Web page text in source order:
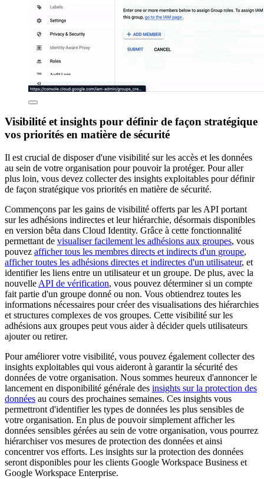
Visibilité et insights pour définir de façon stratégique
vos priorités en matière de sécurité
Il est crucial de disposer d'une visibilité sur les accès et les données
au sein de votre organisation pour pouvoir la protéger. Pour aller
plus loin, vous devez collecter des insights exploitables pour définir
de façon stratégique vos priorités en matière de sécurité.
Commençons par les gains de visibilité offerts par les API portant
sur les adhésions indirectes et leur hiérarchie, désormais disponibles
en version bêta dans Cloud Identity. Grâce à cette fonctionnalité
permettant de visualiser facilement les adhésions aux groupes, vous
pouvez afficher tous les membres directs et indirects d'un groupe,
afficher toutes les adhésions directes et indirectes d'un utilisateur, et
identifier les liens entre un utilisateur et un groupe. De plus, avec la
nouvelle API de vérification, vous pouvez déterminer si un compte
fait partie d'un groupe donné ou non. Vous obtiendrez toutes les
informations nécessaires pour créer des visualisations des hiérarchies
et structures complexes de vos groupes. Cette visibilité sur les
adhésions aux groupes peut vous aider à décider quels utilisateurs
ajouter ou retirer.
Pour améliorer votre visibilité, vous pouvez également collecter des
insights exploitables qui vous aideront à garantir la sécurité des
données de votre organisation. Nous sommes heureux d'annoncer le
lancement en disponibilité générale des insights sur la protection des
données au cours des prochaines semaines. Ces insights vous
permettront d'identifier les types de données les plus sensibles de
votre organisation. En plus de pouvoir simplement afficher les
données sensibles gérées au sein de votre organisation, vous pourrez
hiérarchiser vos mesures de protection des données et ainsi
concentrer vos efforts. Les insights sur la protection des données
seront disponibles pour les clients Google Workspace Business et
Google Workspace Enterprise.